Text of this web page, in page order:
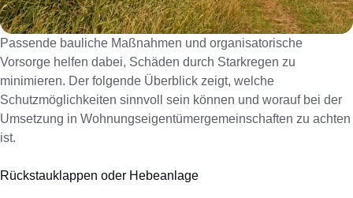
Passende bauliche Maßnahmen und organisatorische
Vorsorge helfen dabei, Schäden durch Starkregen zu
minimieren. Der folgende Überblick zeigt, welche
Schutzmöglichkeiten sinnvoll sein können und worauf bei der
Umsetzung in Wohnungseigentümergemeinschaften zu achten
ist.
Rückstauklappen oder Hebeanlage